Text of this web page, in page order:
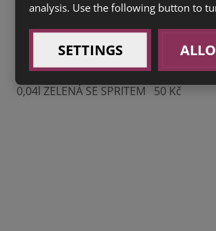
0,5l ČEPOVANÝ OCHUCENÝ BIRELL –
(1c) 30 Kč
0,04l JAHODOVÝ GIN GORDON S
67 Kč
0,04l ZELENÁ SE SPRITEM 50 Kč
analysis. Use the following button to
SETTINGS